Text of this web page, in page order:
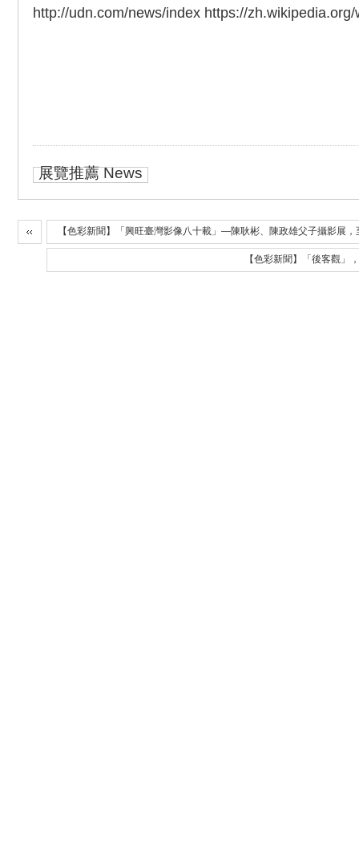
http://udn.com/news/index https://
展覽推薦 News
【色彩新聞】「興旺臺灣影像八十載」—陳耿彬、陳政雄父子攝影展
【色彩新聞】「後客觀」